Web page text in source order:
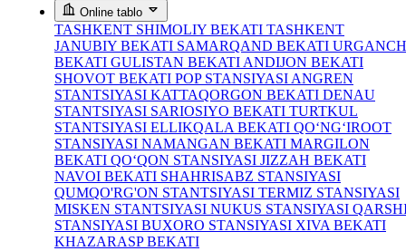
Online tablo
TASHKENT SHIMOLIY BEKATI TASHKENT
JANUBIY BEKATI SAMARQAND BEKATI URGANCH
BEKATI GULISTAN BEKATI ANDIJON BEKATI
SHOVOT BEKATI POP STANSIYASI ANGREN
STANTSIYASI KATTAQORGON BEKATI DENAU
STANTSIYASI SARIOSIYO BEKATI TURTKUL
STANTSIYASI ELLIKQALA BEKATI QO‘NG‘IROOT
STANSIYASI NAMANGAN BEKATI MARGILON
BEKATI QO‘QON STANSIYASI JIZZAH BEKATI
NAVOI BEKATI SHAHRISABZ STANSIYASI
QUMQO'RG'ON STANTSIYASI TERMIZ STANSIYASI
MISKEN STANTSIYASI NUKUS STANSIYASI
STANSIYASI BUXORO STANSIYASI XIVA BEKATI
KHAZARASP BEKATI